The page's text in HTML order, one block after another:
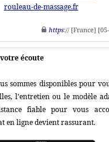
rouleau-de-massage.fr
https:// [France]
écoute
sommes disponibles pour
l'entretien ou le modèle
fiable pour vous
en ligne devient rassurant.